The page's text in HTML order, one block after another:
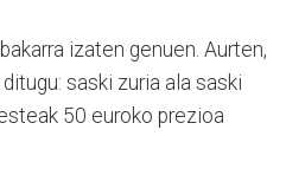
izaten genuen. Aurten,
saski zuria ala saski
50 euroko prezioa